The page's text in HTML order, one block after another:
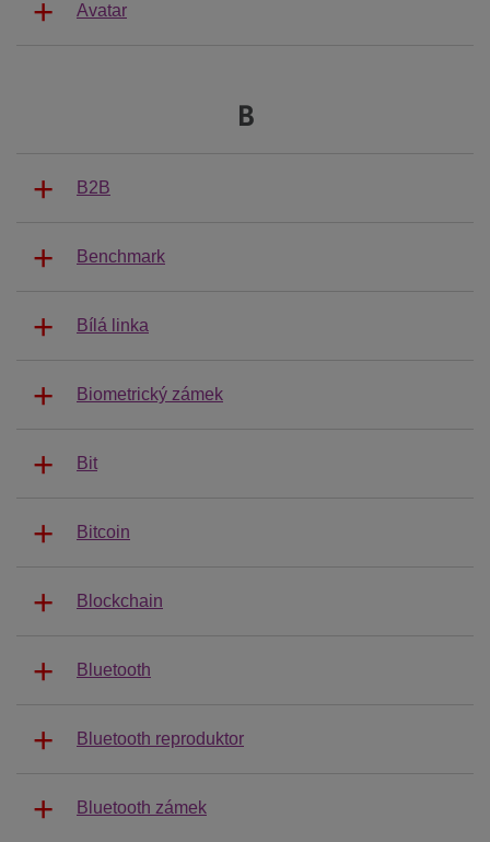
Avatar
B
B2B
Benchmark
Bílá linka
Biometrický zámek
Bit
Bitcoin
Blockchain
Bluetooth
Bluetooth reproduktor
Bluetooth zámek